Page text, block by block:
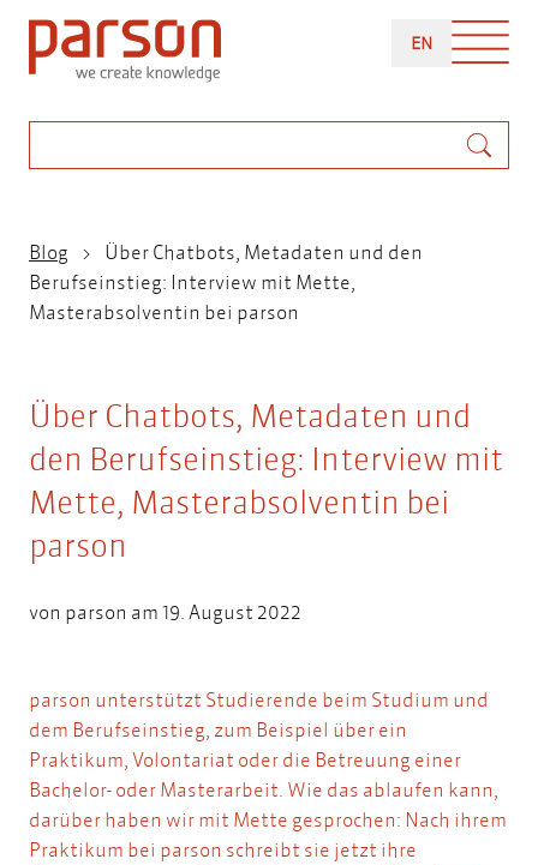
Direkt
zum
Inhalt
ENENGLISH
Pfadnavigation
Blog
Über Chatbots, Metadaten und den
Berufseinstieg: Interview mit Mette,
Masterabsolventin bei parson
Über Chatbots, Metadaten und
den Berufseinstieg: Interview mit
Mette, Masterabsolventin bei
parson
von parson am 19. August 2022
parson unterstützt Studierende beim Studium und
dem Berufseinstieg, zum Beispiel über ein
Praktikum, Volontariat oder die Betreuung einer
Bachelor- oder Masterarbeit . Wie das ablaufen kann,
darüber haben wir mit Mette gesprochen: Nach ihrem
Praktikum bei parson schreibt sie jetzt ihre